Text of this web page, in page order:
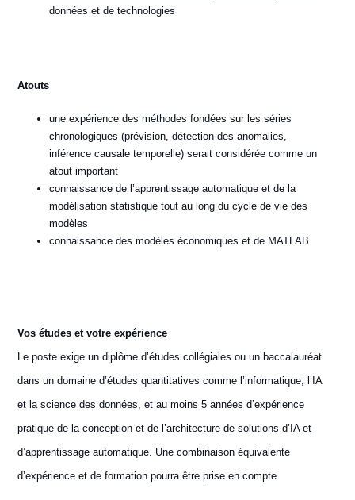
données et de technologies
Atouts
une expérience des méthodes fondées sur les séries
chronologiques (prévision, détection des anomalies,
inférence causale temporelle) serait considérée comme un
atout important
connaissance de l’apprentissage automatique et de la
modélisation statistique tout au long du cycle de vie des
modèles
connaissance des modèles économiques et de MATLAB
Vos études et votre expérience
Le poste exige un diplôme d’études collégiales ou un baccalauréat
dans un domaine d’études quantitatives comme l’informatique, l’IA
et la science des données, et au moins 5 années d’expérience
pratique de la conception et de l’architecture de solutions d’IA et
d’apprentissage automatique. Une combinaison équivalente
d’expérience et de formation pourra être prise en compte.